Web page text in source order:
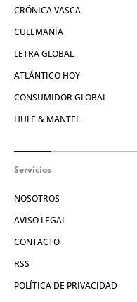
CRÓNICA VASCA
CULEMANÍA
LETRA GLOBAL
ATLÁNTICO HOY
CONSUMIDOR GLOBAL
HULE & MANTEL
Servicios
NOSOTROS
AVISO LEGAL
CONTACTO
RSS
POLÍTICA DE PRIVACIDAD